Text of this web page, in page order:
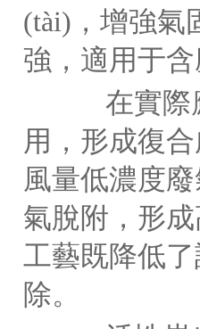
(tài)，增強氣
強，適用于
在實際應
用，形成復
風量低濃度
氣脫附，形
工藝既降低
除。